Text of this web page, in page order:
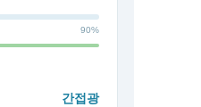
90%
간접광